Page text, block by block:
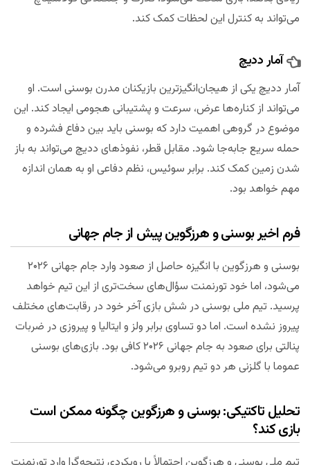
می‌تواند به کنترل این لحظات کمک کند.
آمار ددیچ
آمار ددیچ یکی از هیجان‌انگیزترین بازیکنان مدرن بوسنی است. او
می‌تواند از کناره‌ها عرض، سرعت و پشتیبانی هجومی ایجاد کند. این
موضوع در گروهی اهمیت دارد که بوسنی باید بین دفاع فشرده و
حمله سریع جابه‌جا شود. مقابل قطر، نفوذهای ددیچ می‌تواند به باز
شدن زمین کمک کند. برابر سوئیس، نظم دفاعی او به همان اندازه
مهم خواهد بود.
فرم اخیر بوسنی و هرزگوین پیش از جام جهانی
بوسنی و هرزگوین با انگیزه حاصل از صعود وارد جام جهانی ۲۰۲۶
می‌شود، اما خود تورنمنت سؤال‌های سخت‌تری از این تیم خواهد
پرسید. تیم ملی بوسنی در شش بازی آخر خود در رقابت‌های مختلف
پیروز نشده است. اما دو تساوی برابر ولز و ایتالیا و پیروزی در ضربات
پنالتی برای صعود به جام جهانی ۲۰۲۶ کافی بود. بازی‌های بوسنی
عموما با گلزنی هر دو تیم روبرو می‌شود.
تحلیل تاکتیکی: بوسنی و هرزگوین چگونه ممکن است
بازی کند؟